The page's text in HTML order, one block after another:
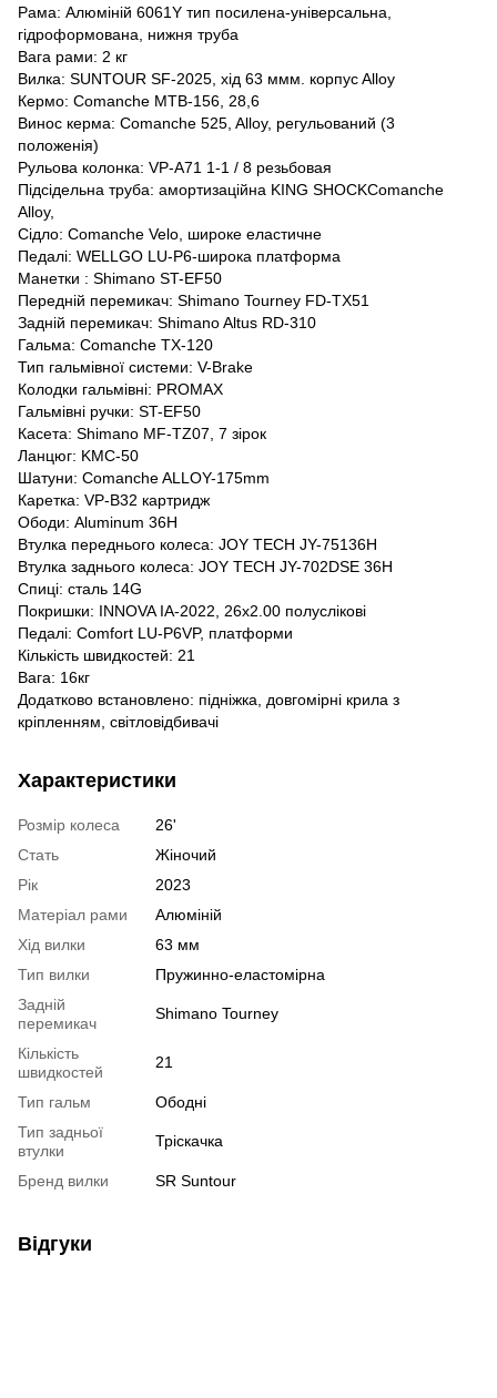
Рама: Алюміній 6061Y тип посилена-універсальна,
гідроформована, нижня труба
Вага рами: 2 кг
Вилка: SUNTOUR SF-2025, хід 63 ммм. корпуc Alloy
Кермо: Comanche MTB-156, 28,6
Винос керма: Comanche 525, Alloy, регульований (3
положенія)
Рульова колонка: VP-A71 1-1 / 8 резьбовая
Підсідельна труба: амортизаційна KING SHOCKComanche
Alloy,
Сідло: Comanche Velo, широке еластичне
Педалі: WELLGO LU-P6-широка платформа
Манетки : Shimano ST-EF50
Передній перемикач: Shimano Tourney FD-TX51
Задній перемикач: Shimano Altus RD-310
Гальма: Comanche TX-120
Тип гальмівної системи: V-Brake
Колодки гальмівні: PROMAX
Гальмівні ручки: ST-EF50
Касета: Shimano MF-TZ07, 7 зірок
Ланцюг: KMC-50
Шатуни: Comanche ALLOY-175mm
Каретка: VP-B32 картридж
Ободи: Aluminum 36H
Втулка переднього колеса: JOY TECH JY-75136H
Втулка заднього колеса: JOY TECH JY-702DSE 36H
Спиці: сталь 14G
Покришки: INNOVA IA-2022, 26x2.00 полуслікові
Педалі: Comfort LU-P6VP, платформи
Кількість швидкостей: 21
Вага: 16кг
Додатково встановлено: підніжка, довгомірні крила з
кріпленням, світловідбивачі
Характеристики
Розмір колеса
26'
Стать
Жіночий
Рік
2023
Матеріал рами
Алюміній
Хід вилки
63 мм
Тип вилки
Пружинно-еластомірна
Задній
перемикач
Shimano Tourney
Кількість
швидкостей
21
Тип гальм
Ободні
Тип задньої
втулки
Тріскачка
Бренд вилки SR Suntour
Відгуки